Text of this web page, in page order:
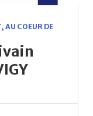
, AU COEUR DE